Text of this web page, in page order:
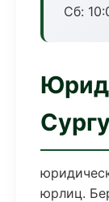
Сб:
юрлиц.